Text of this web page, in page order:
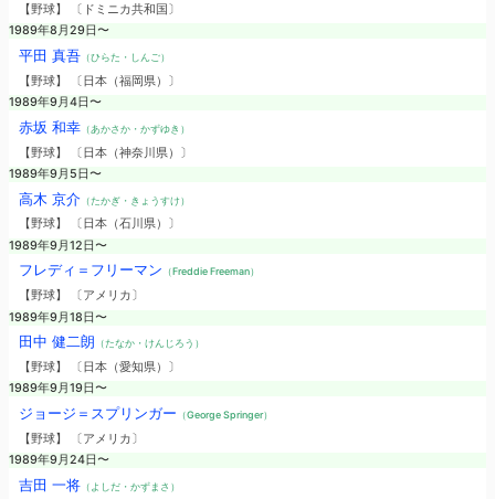
【野球】 〔ドミニカ共和国〕
1989年8月29日〜
平田 真吾（ひらた・しんご）
【野球】 〔日本（福岡県）〕
1989年9月4日〜
赤坂 和幸（あかさか・かずゆき）
【野球】 〔日本（神奈川県）〕
1989年9月5日〜
高木 京介（たかぎ・きょうすけ）
【野球】 〔日本（石川県）〕
1989年9月12日〜
フレディ＝フリーマン （Freddie Freeman）
【野球】 〔アメリカ〕
1989年9月18日〜
田中 健二朗 （たなか・けんじろう）
【野球】 〔日本（愛知県）〕
1989年9月19日〜
ジョージ＝スプリンガー （George Springer）
【野球】 〔アメリカ〕
1989年9月24日〜
吉田 一将（よしだ・かずまさ）